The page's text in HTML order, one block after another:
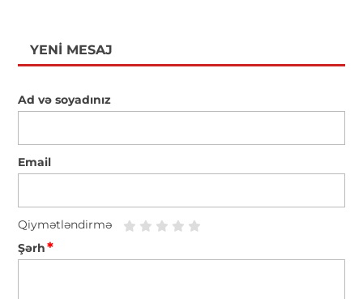
YENI MESAJ
Ad və soyadınız
Email
Qiymətləndirmə
Şərh*